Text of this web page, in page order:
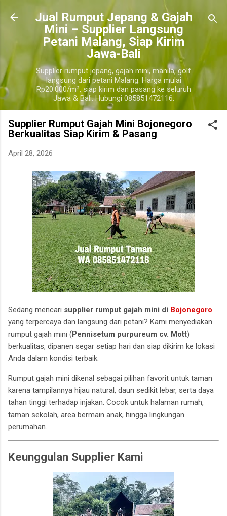
Langsung ke konten utama
​Jual Rumput Jepang & Gajah
Mini – Supplier Langsung
Petani Malang, Siap Kirim
Jawa-Bali
Supplier rumput jepang, gajah mini, manila, golf
langsung dari petani Malang. Harga mulai
Rp20.000/m², siap kirim dan pasang ke seluruh
Jawa & Bali. Hubungi 085851472116.
Supplier Rumput Gajah Mini Bojonegoro
Berkualitas Siap Kirim & Pasang
April 28, 2026
Sedang mencari supplier rumput gajah mini di Bojonegoro
yang terpercaya dan langsung dari petani? Kami menyediakan
rumput gajah mini (Pennisetum purpureum cv. Mott)
berkualitas, dipanen segar setiap hari dan siap dikirim ke lokasi
Anda dalam kondisi terbaik.
Rumput gajah mini dikenal sebagai pilihan favorit untuk taman
karena tampilannya hijau natural, daun sedikit lebar, serta daya
tahan tinggi terhadap injakan. Cocok untuk halaman rumah,
taman sekolah, area bermain anak, hingga lingkungan
perumahan.
Keunggulan Supplier Kami